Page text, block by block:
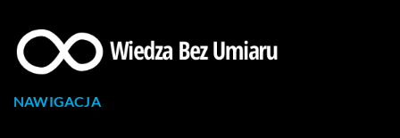
NAWIGACJA